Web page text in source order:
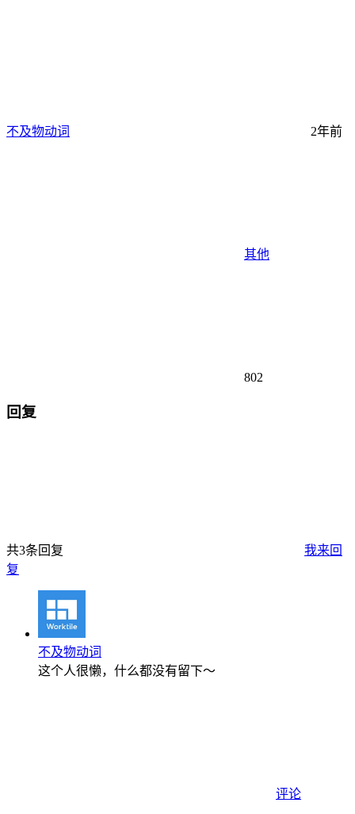
不及物动词 2年前
其他
802
回复
共3条回复
我来回
复
不及物动词
这个人很懒，什么都没有留下～
评论